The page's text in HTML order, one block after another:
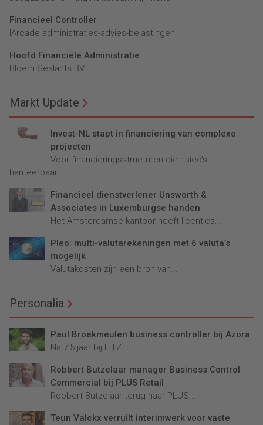
Financieel Controller
lArcade administraties-advies-belastingen
Hoofd Financiële Administratie
Bloem Sealants BV
Markt Update
Invest-NL stapt in financiering van complexe
projecten
Voor financieringsstructuren die risico’s
hanteerbaar...
Financieel dienstverlener Unsworth &
Associates in Luxemburgse handen
Het Amsterdamse kantoor heeft licenties...
Pleo: multi-valutarekeningen met 6 valuta’s
mogelijk
Valutakosten zijn een bron van...
Personalia
Paul Broekmeulen business controller bij Azora
Na 7,5 jaar bij FITZ...
Robbert Butzelaar manager Business Control
Commercial bij PLUS Retail
Robbert Butzelaar terug naar PLUS...
Teun Valckx verruilt interimwerk voor vaste